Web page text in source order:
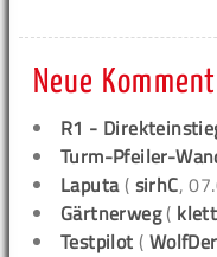
Neue
R1 -
Turm-Pfeiler-
Laputa( sirhC,
Gärtnerweg(
Testpilot (